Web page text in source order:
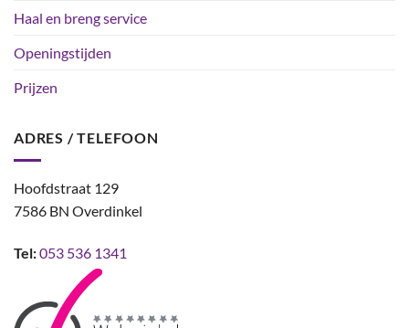
Haal en breng service
Openingstijden
Prijzen
ADRES / TELEFOON
Hoofdstraat 129
7586 BN Overdinkel
Tel:053 536 1341